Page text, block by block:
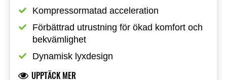
Kompressormatad acceleration
Förbättrad utrustning för ökad komfort och
bekvämlighet
Dynamisk lyxdesign
UPPTÄCK MER